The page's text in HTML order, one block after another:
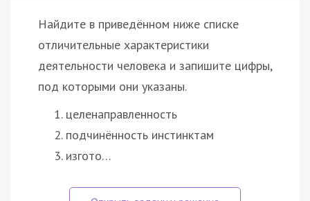
Найдите в приведённом ниже списке
отличительные характеристики
деятельности человека и запишите цифры,
под которыми они указаны.
целенаправленность
подчинённость инстинктам
изгото…